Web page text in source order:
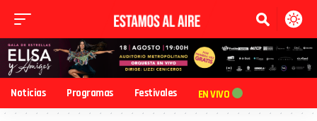
Noticias Programas Festivales EN VIVO